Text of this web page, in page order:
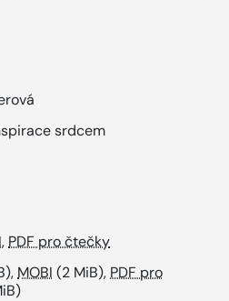
srdcem
, PDF pro čtečky
MOBI (2 MiB), PDF pro